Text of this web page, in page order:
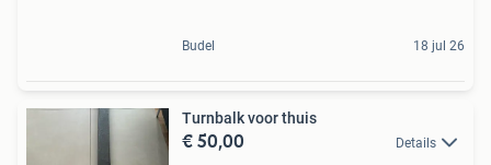
Budel 18 jul 26
Turnbalk voor thuis
€ 50,00 Details